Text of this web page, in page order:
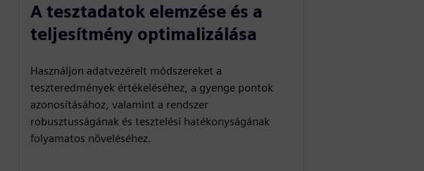
A tesztadatok elemzése és a
teljesítmény optimalizálása
Használjon adatvezérelt módszereket a
teszteredmények értékeléséhez, a gyenge pontok
azonosításához, valamint a rendszer
robusztusságának és tesztelési hatékonyságának
folyamatos növeléséhez.